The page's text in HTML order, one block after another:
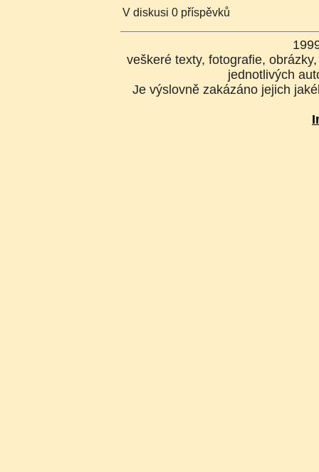
V diskusi 0 příspěvků
veškeré texty, fotografie,
jednotlivých
Je výslovně zakázáno jejich